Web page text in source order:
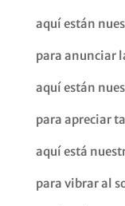
aquí están
para anunciar
aquí están
para apreciar
aquí está
para vibrar al